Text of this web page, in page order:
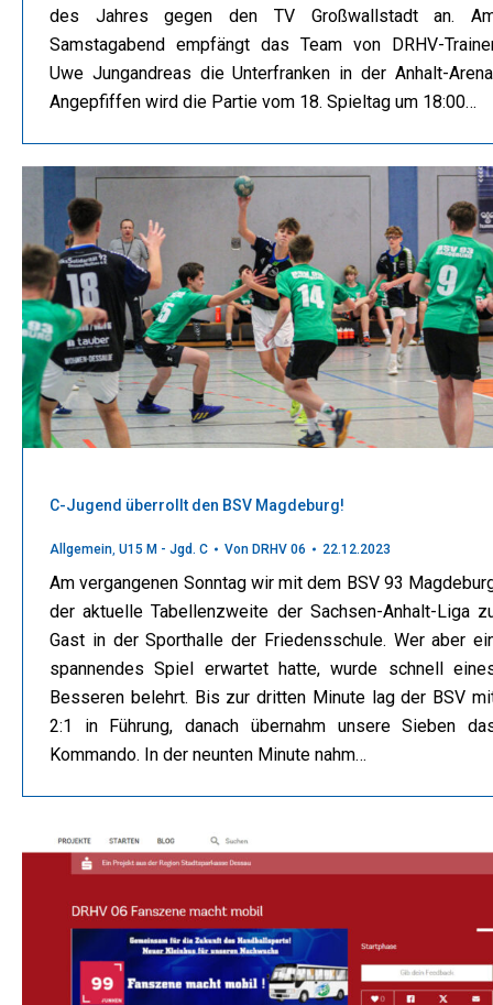
des Jahres gegen den TV Großwallstadt an.
Samstagabend empfängt das Team von DRHV-
Uwe Jungandreas die Unterfranken in der Anhalt-
Angepfiffen wird die Partie vom 18. Spieltag um 18:00…
C-Jugend überrollt den BSV Magdeburg!
Allgemein, U15 M - Jgd. C Von DRHV 06 22.12.2023
Am vergangenen Sonntag wir mit dem BSV 93
der aktuelle Tabellenzweite der Sachsen-Anhalt-Liga
Gast in der Sporthalle der Friedensschule. Wer aber
spannendes Spiel erwartet hatte, wurde schnell
Besseren belehrt. Bis zur dritten Minute lag der BSV
2:1 in Führung, danach übernahm unsere Sieben
Kommando. In der neunten Minute nahm…